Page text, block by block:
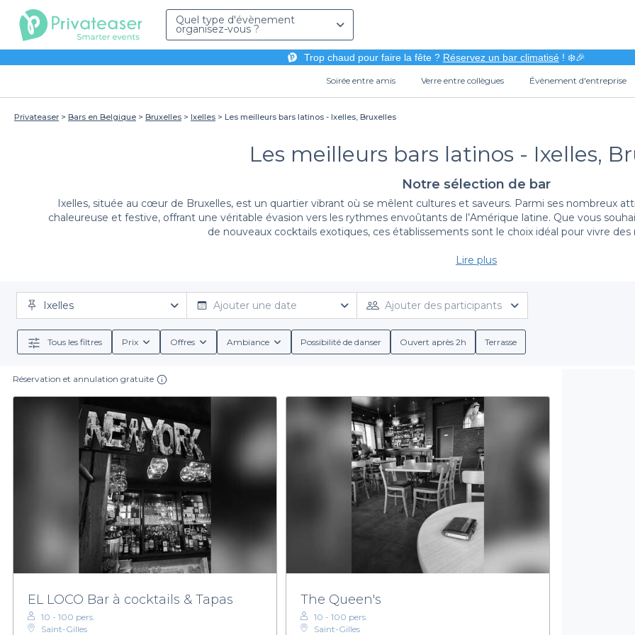
Quel type d'évènement
organisez-vous ?
Trop chaud pour faire la fête ? Réservez un bar climatisé! ❄️🎉
Soirée entre amis Verre entre collègues Évènement d'entreprise
Privateaser Bars en Belgique Bruxelles Ixelles Les meilleurs bars latinos - Ixelles, Bruxelles
Les meilleurs bars latinos - Ixelles,
Notre sélection de bar
Ixelles, située au cœur de Bruxelles, est un quartier vibrant où se mêlent cultures et saveurs. Parmi ses nombreux
chaleureuse et festive, offrant une véritable évasion vers les rythmes envoûtants de l’Amérique latine. Que vous
de nouveaux cocktails exotiques, ces établissements sont le choix idéal pour vivre
En utilisantPrivateaser, vous accédez à une multitude de bars latinos dans le quartier d’Ixelles. Notre plateforme
l'établissement qui correspond à vos attentes. Que ce soit pour une soirée dansante sur des airs de salsa, pour
entre amis, nous vous proposons unelarge gamme d'options. De plus, chaque bar répertorié sur notre site inclut
groupes, offrant ainsi la possibilité de savourer des plats typiques et des
Organiser une soirée entre amis n'a jamais été aussi simple. Grâce à notre plateforme, vous pouvez parcourir
conditions de réservation. Nous vous accompagnons à chaque étape du processus, vous permettant de vous
plaisir de passer un bon moment. Que vous soyez à la recherche d'un cadre intime ou d'un lieu animé, Privateaser
N'attendez plus pour découvrir les bars latinos d'Ixelles avecPrivateaser. Explorez notre sélection, réservez votre
latine au cœur de Bruxelles. Votre prochain événement mémorable n'est
Lire plus
Ixelles Ajouter une date Ajouter des participants
Tous les filtres Prix Offres Ambiance Possibilité de danser Ouvert après 2h Terrasse
Réservation et annulation gratuite
EL LOCO Bar à cocktails & Tapas
10 - 100 pers.
Saint-Gilles
The Queen's
10 - 100 pers.
Saint-Gilles